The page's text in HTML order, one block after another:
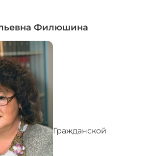
Филюшина
Гражданской